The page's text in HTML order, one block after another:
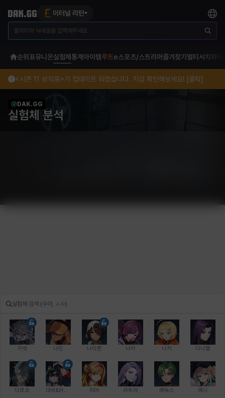
이터널 리턴
순위표유니온실험체 통계 아이템루트e스포츠/스트리머 즐겨찾기 멀티서치 파티
<시즌 11 성적표>가 업데이트 되었습니다. 지금 확인해보세요! [클릭]
DAK.GG
실험체 분석
가넷 나딘 나타폰 니아 니키 다니엘
다르코 띠아 라우라 레녹스 레니